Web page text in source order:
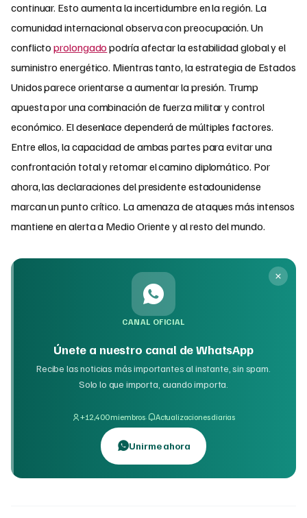
continuar. Esto aumenta la incertidumbre en la región. La
comunidad internacional observa con preocupación. Un
conflictoprolongado podría afectar la estabilidad global y el
suministro energético. Mientras tanto, la estrategia de Estados
Unidos parece orientarse a aumentar la presión. Trump
apuesta por una combinación de fuerza militar y control
económico. El desenlace dependerá de múltiples factores.
Entre ellos, la capacidad de ambas partes para evitar una
confrontación total y retomar el camino diplomático. Por
ahora, las declaraciones del presidente estadounidense
marcan un punto crítico. La amenaza de ataques más intensos
mantiene en alerta a Medio Oriente y al resto del mundo.
CANAL OFICIAL
Únete a nuestro canal de WhatsApp
Recibe las noticias más importantes al instante, sin spam.
Solo lo que importa, cuando importa.
+12,400 miembros· Actualizaciones diarias
Unirme ahora